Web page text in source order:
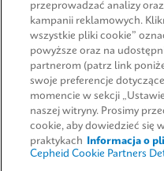
SZYBKIE ŁĄCZA
PRAWNE
UMOWY
przeprowadzać analizy
kampanii reklamowych.
wszystkie pliki cookie”
powyższe oraz na
partnerom (patrz link
swoje preferencje
momencie w sekcji
naszej witryny. Prosimy
cookie, aby dowiedzieć się
praktykach
Informacja o
Cepheid Cookie Partners